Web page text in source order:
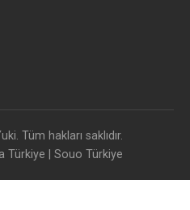
Tüm hakları saklıdır.
Türkiye Souo Türkiye